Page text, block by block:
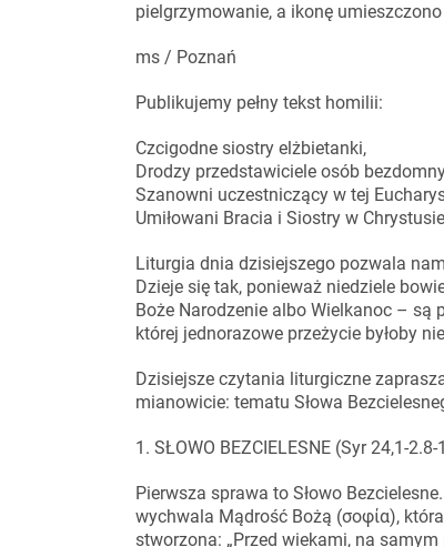
pielgrzymowanie, a ikonę
ms / Poznań
Publikujemy pełny tekst homilii:
Czcigodne siostry elżbietanki,
Drodzy przedstawiciele osób
Szanowni uczestniczący w tej
Umiłowani Bracia i Siostry w
Liturgia dnia dzisiejszego pozwala
Dzieje się tak, ponieważ niedziele
Boże Narodzenie albo Wielkanoc – są
której jednorazowe przeżycie byłoby
Dzisiejsze czytania liturgiczne
mianowicie: tematu Słowa
1. SŁOWO BEZCIELESNE (Syr 24,1-2.8-
Pierwsza sprawa to Słowo
wychwala Mądrość Bożą (σοφία),
stworzona: „Przed wiekami, na samym